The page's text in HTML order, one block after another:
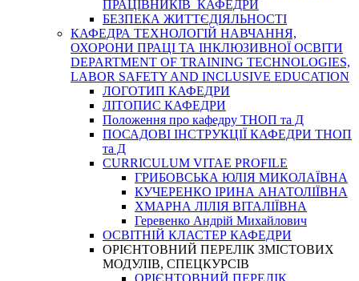
ПРАЦІВНИКІВ КАФЕДРИ
БЕЗПЕКА ЖИТТЄДІЯЛЬНОСТІ
КАФЕДРА ТЕХНОЛОГІЙ НАВЧАННЯ,
ОХОРОНИ ПРАЦІ ТА ІНКЛЮЗИВНОЇ ОСВІТИ
DEPARTMENT OF TRAINING TECHNOLOGIES,
LABOR SAFETY AND INCLUSIVE EDUCATION
ЛОГОТИП КАФЕДРИ
ЛІТОПИС КАФЕДРИ
Положення про кафедру ТНОП та Д
ПОСАДОВІ ІНСТРУКЦІЇ КАФЕДРИ ТНОП
та Д
CURRICULUM VITAE PROFILE
ГРИБОВСЬКА ЮЛІЯ МИКОЛАЇВНА
КУЧЕРЕНКО ІРИНА АНАТОЛІЇВНА
ХМАРНА ЛІЛІЯ ВІТАЛІЇВНА
Геревенко Андрій Михайлович
ОСВІТНІЙ КЛАСТЕР КАФЕДРИ
ОРІЄНТОВНИЙ ПЕРЕЛІК ЗМІСТОВИХ
МОДУЛІВ, СПЕЦКУРСІВ
ОРІЄНТОВНИЙ ПЕРЕЛІК